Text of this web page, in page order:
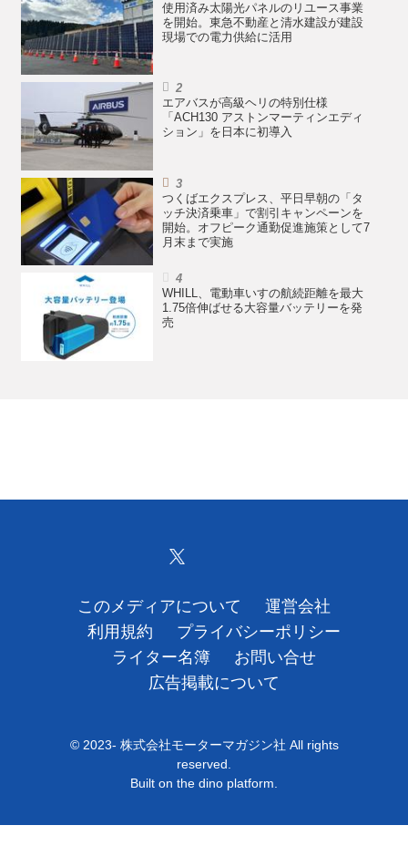
使用済み太陽光パネルのリユース事業
を開始。東急不動産と清水建設が建設
現場での電力供給に活用
エアバスが高級ヘリの特別仕様
「ACH130 アストンマーティンエディ
ション」を日本に初導入
つくばエクスプレス、平日早朝の「タ
ッチ決済乗車」で割引キャンペーンを
開始。オフピーク通勤促進施策として7
月末まで実施
WHILL、電動車いすの航続距離を最大
1.75倍伸ばせる大容量バッテリーを発
売
このメディアについて
運営会社
利用規約
プライバシーポリシー
ライター名簿
お問い合せ
広告掲載について
© 2023- 株式会社モーターマガジン社 All rights
reserved.
Built on the dino platform.